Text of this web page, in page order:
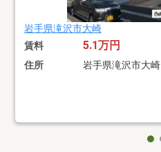
岩手県滝沢市大崎
賃料 5.1万円
住所 岩手県滝沢市大崎